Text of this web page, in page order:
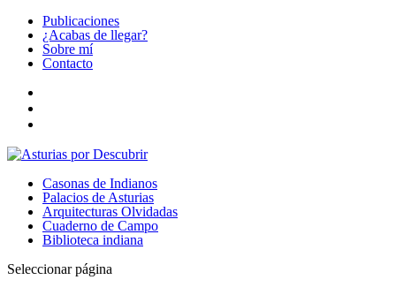
Publicaciones
¿Acabas de llegar?
Sobre mí
Contacto
Casonas de Indianos
Palacios de Asturias
Arquitecturas Olvidadas
Cuaderno de Campo
Biblioteca indiana
Seleccionar página